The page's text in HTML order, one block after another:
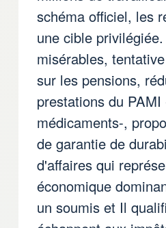
schéma officiel, les
une cible
misérables,
sur les pensions,
prestations du
médicaments-,
de garantie de
d'affaires qui
économique
un soumis et Il